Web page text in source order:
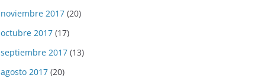
noviembre 2017 (20)
octubre 2017 (17)
septiembre 2017 (13)
agosto 2017 (20)